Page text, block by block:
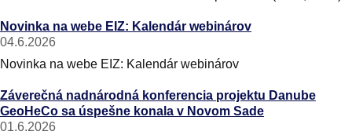
Novinka na webe EIZ: Kalendár webinárov
04.6.2026
Novinka na webe EIZ: Kalendár webinárov
Záverečná nadnárodná konferencia projektu Danube
GeoHeCo sa úspešne konala v Novom Sade
01.6.2026